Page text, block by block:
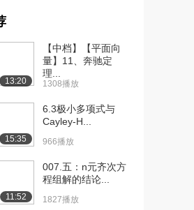
定律
飞机起飞问
A380起飞距离
Line为什么距离
09:25
13:20
【中档】【平面向
量】11、奔驰定
理...
1308播放
15:35
6.3极小多项式与
Cayley-H...
966播放
11:52
007.五：n元齐次方
程组解的结论...
1827播放